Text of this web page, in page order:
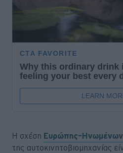
Η σχέση Ευρώπης–Ηνωμένων
της αυτοκινητοβιομηχανίας